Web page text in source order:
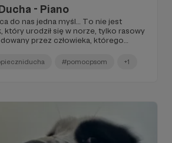
- Piano
do nas jedna myśl… To nie jest
który urodził się w norze, tylko rasowy
przez człowieka, którego
z łańcucha, więc co trzeba było z
go do takiego stanu?
#pomocpsom +1